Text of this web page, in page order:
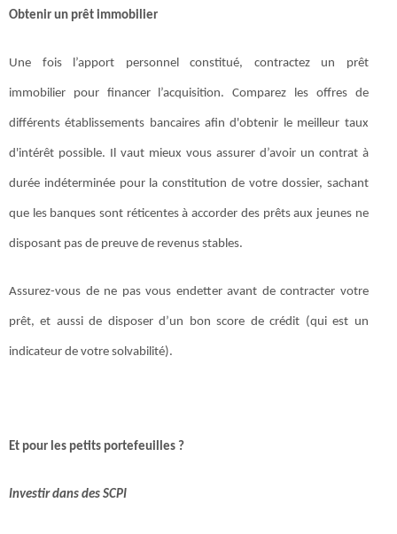
Obtenir un prêt immobilier
Une fois l’apport personnel constitué, contractez un prêt
immobilier pour financer l’acquisition. Comparez les offres de
différents établissements bancaires afin d'obtenir le meilleur taux
d'intérêt possible. Il vaut mieux vous assurer d’avoir un contrat à
durée indéterminée pour la constitution de votre dossier, sachant
que les banques sont réticentes à accorder des prêts aux jeunes ne
disposant pas de preuve de revenus stables.
Assurez-vous de ne pas vous endetter avant de contracter votre
prêt, et aussi de disposer d’un bon score de crédit (qui est un
indicateur de votre solvabilité).
Et pour les petits portefeuilles ?
Investir dans des SCPI